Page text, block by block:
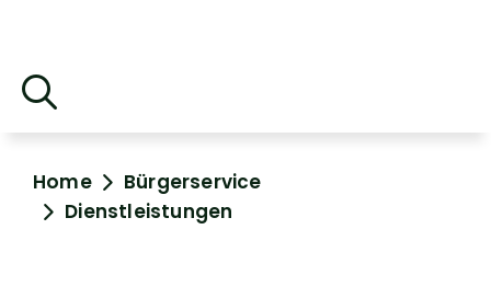
Home
Bürgerservice
Dienstleistungen